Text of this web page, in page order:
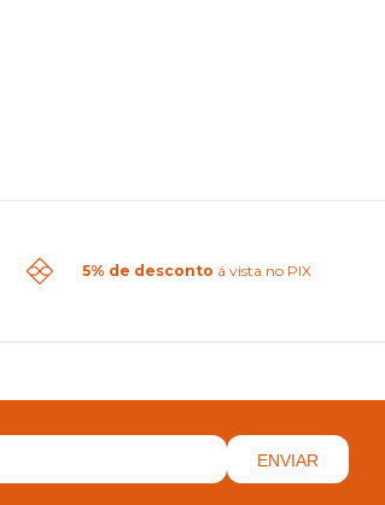
5% de desconto á vista no PIX
ENVIAR